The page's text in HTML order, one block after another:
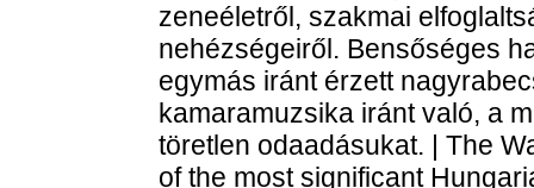
zeneéletről, szakmai
nehézségeiről. Bensőséges
egymás iránt érzett
kamaramuzsika iránt való, a
töretlen odaadásukat. | The
of the most significant